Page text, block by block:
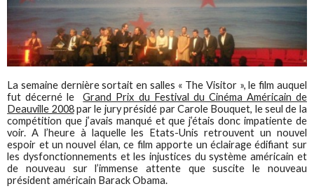
La semaine dernière sortait en salles « The Visitor », le film auquel
fut décerné leGrand Prix du Festival du Cinéma Américain de
Deauville 2008par le jury présidé par Carole Bouquet, le seul de la
compétition que j’avais manqué et que j’étais donc impatiente de
voir. A l’heure à laquelle les Etats-Unis retrouvent un nouvel
espoir et un nouvel élan, ce film apporte un éclairage édifiant sur
les dysfonctionnements et les injustices du système américain et
de nouveau sur l’immense attente que suscite le nouveau
président américain Barack Obama.